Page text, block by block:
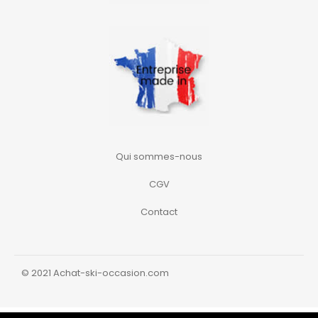
Qui sommes-nous
CGV
Contact
© 2021 Achat-ski-occasion.com